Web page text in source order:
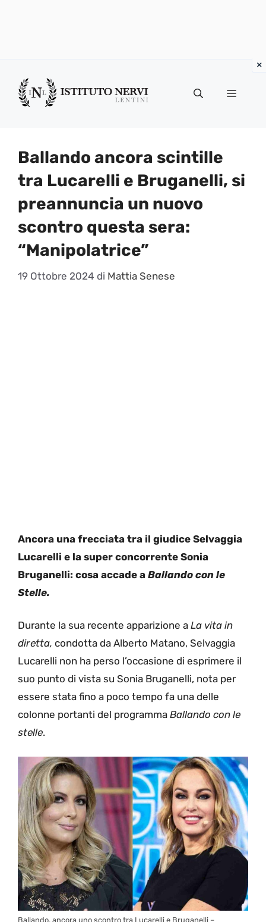
contenuto
Menu
Ballando ancora scintille
tra Lucarelli e Bruganelli, si
preannuncia un nuovo
scontro questa sera:
“Manipolatrice”
19 Ottobre 2024 di Mattia Senese
Ancora una frecciata tra il giudice Selvaggia
Lucarelli e la super concorrente Sonia
Bruganelli: cosa accade a Ballando con le
Stelle.
Durante la sua recente apparizione a La vita in
diretta, condotta da Alberto Matano, Selvaggia
Lucarelli non ha perso l’occasione di esprimere il
suo punto di vista su Sonia Bruganelli, nota per
essere stata fino a poco tempo fa una delle
colonne portanti del programma Ballando con le
stelle.
Ballando, ancora uno scontro tra Lucarelli e Bruganelli –